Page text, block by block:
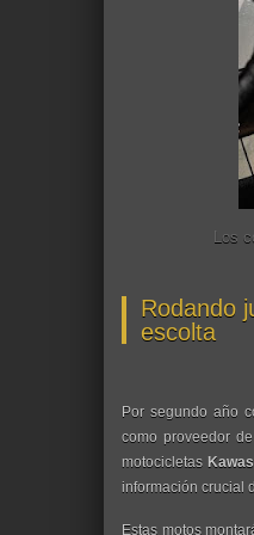
Los
Rodando
escolta
Por segundo año
como proveedor
motocicletas
información crucial
Estas motos